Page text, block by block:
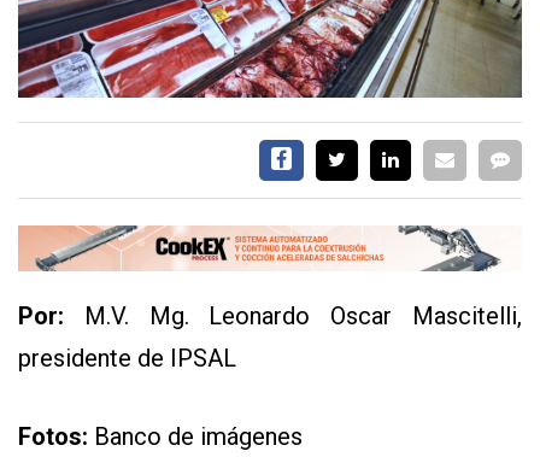
MEDIA KIT
TEMAS DESTACADOS
CARNE
INVESTIGACIÓN
AGRO
CONCURSO
PREMIO
SERVICIOS
Por:
M.V. Mg. Leonardo Oscar Mascitelli,
presidente de IPSAL
Fotos: Banco de imágenes